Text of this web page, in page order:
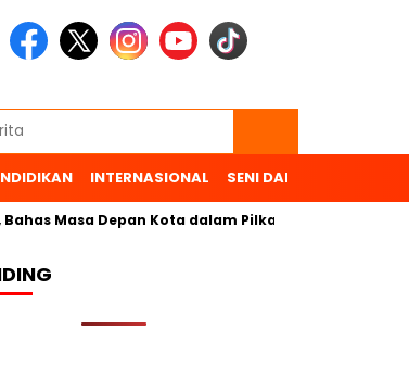
INTERNASIONAL SENI DAN BUDAYA
Masa Depan Kota dalam Pilkada